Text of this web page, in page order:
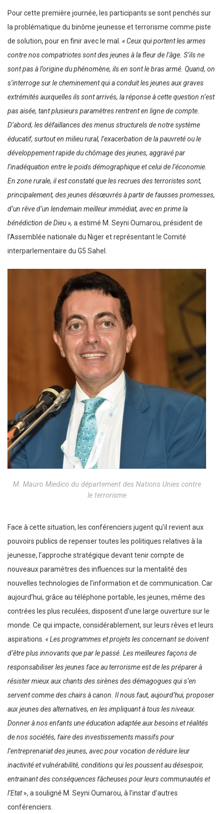
Pour cette première journée, les participants se sont penchés sur
la problématique du binôme jeunesse et terrorisme comme piste
de solution, pour en finir avec le mal. « Ceux qui portent les armes
contre nos compatriotes sont des jeunes à la fleur de l’âge. S’ils ne
sont pas à l’origine du phénomène, ils en sont le bras armé. Quand, on
s’interroge sur le cheminement qui a conduit les jeunes aux graves
extrémités auxquelles ils sont arrivés, la réponse à cette question n’est
pas aisée, tant plusieurs paramètres rentrent en ligne de compte.
D’abord, les défaillances des menus structurels de notre système
éducatif, surtout en milieu rural, l’exacerbation de la pauvreté ou le
développement rapide du chômage des jeunes, aggravé par
l’inadéquation entre le poids démographique et celui de l’économie.
En zone rurale, il est constaté que les recrues des terroristes sont,
principalement, des jeunes désœuvrés à partir de fausses promesses,
d’un rêve d’un lendemain meilleur immédiat, avec en prime la
bénédiction de Dieu », a estimé M. Seyni Oumarou, président de
l’Assemblée nationale du Niger et représentant le Comité
interparlementaire du G5 Sahel.
M. Mauro Miedico du département des Nations Unies contre
le terrorisme
Face à cette situation, les conférenciers jugent qu’il revient aux
pouvoirs publics de repenser toutes les politiques relatives à la
jeunesse, l’approche stratégique devant tenir compte de
nouveaux paramètres des influences sur la mentalité des
nouvelles technologies de l’information et de communication. Car
aujourd’hui, grâce au téléphone portable, les jeunes, même des
contrées les plus reculées, disposent d’une large ouverture sur le
monde. Ce qui impacte, considérablement, sur leurs rêves et leurs
aspirations. « Les programmes et projets les concernant se doivent
d’être plus innovants que par le passé. Les meilleures façons de
responsabiliser les jeunes face au terrorisme est de les préparer à
résister mieux aux chants des sirènes des démagogues qui s’en
servent comme des chairs à canon. Il nous faut, aujourd’hui, proposer
aux jeunes des alternatives, en les impliquant à tous les niveaux.
Donner à nos enfants une éducation adaptée aux besoins et réalités
de nos sociétés, faire des investissements massifs pour
l’entreprenariat des jeunes, avec pour vocation de réduire leur
inactivité et vulnérabilité, conditions qui les poussent au désespoir,
entrainant des conséquences fâcheuses pour leurs communautés et
l’Etat», a souligné M. Seyni Oumarou, à l’instar d’autres
conférenciers.